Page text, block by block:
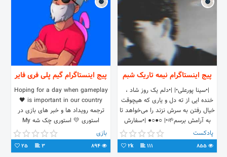
پیج اینستاگرام نیمه تاریک شبم
|•سینا پورعلی•| |•دلم یک روز شاد ،
خنده ایی از ته دل و یاری که هیچوقت
خیال رفتن به سرش نزند را می‌خواهد تا
به آرامش برسم🌱•| ○●○● |•سفارش
کلیپ دایرکت•|
پادکست
111
2k
پیج اینستاگرام گیم پلی فری فایر
Hoping for a day when gameplay
is important in our country 🖤
ترجمه رویداد ها و خبر های بازی در
استوری 💛 استوری چک شه My
YouTube👇
بازی
3
25